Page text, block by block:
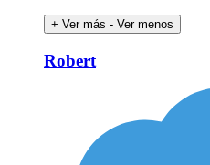
+ Ver más - Ver menos
Robert